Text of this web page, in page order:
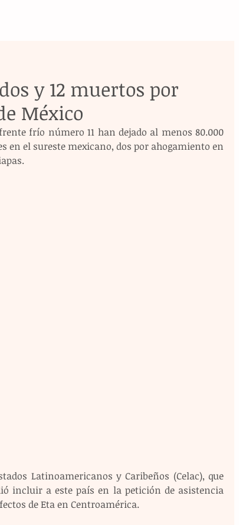
y 12 muertos por
México
frío número 11 han dejado al menos 80.000
en el sureste mexicano, dos por ahogamiento en
Latinoamericanos y Caribeños (Celac), que
incluir a este país en la petición de asistencia
de Eta en Centroamérica.